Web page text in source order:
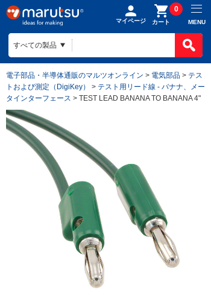
マイページ カート
0
MENU
電子部品・半導体通販のマルツオンライン > 電気部品 > テス
トおよび測定（DigiKey）
> テスト用リード線 - バナナ、メー
タインターフェース > TEST LEAD BANANA TO BANANA 4"